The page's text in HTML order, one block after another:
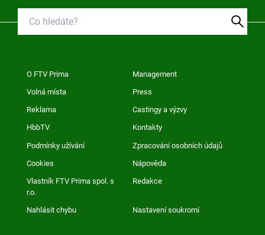
O FTV Prima Management
Volná místa Press
Reklama Castingy a výzvy
HbbTV Kontakty
Podmínky užívání Zpracování osobních údajů
Cookies Nápověda
Vlastník FTV Prima spol. s
r.o.
Redakce
Nahlásit chybu Nastavení soukromí